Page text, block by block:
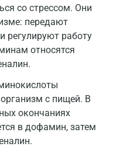
со стрессом. Они
передают
работу
относятся
с пищей. В
окончаниях
в дофамин, затем